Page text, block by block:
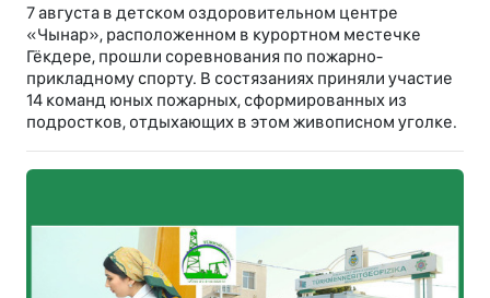
7 августа в детском оздоровительном центре
«Чынар», расположенном в курортном местечке
Гёкдере, прошли соревнования по пожарно-
прикладному спорту. В состязаниях приняли участие
14 команд юных пожарных, сформированных из
подростков, отдыхающих в этом живописном уголке.